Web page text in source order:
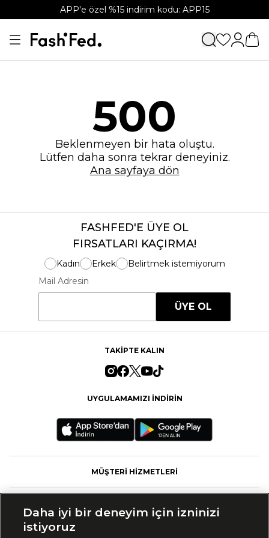
APP'e özel %15 indirim kodu: APP15
500
Beklenmeyen bir hata oluştu.
Lütfen daha sonra tekrar deneyiniz.
Ana sayfaya dön
FASHFED'E ÜYE OL
FIRSATLARI KAÇIRMA!
Kadın Erkek
Belirtmek istemiyorum
Mail Adresin
ÜYE OL
TAKİPTE KALIN
UYGULAMAMIZI İNDİRİN
MÜŞTERİ HİZMETLERİ
Daha iyi bir deneyim için izninizi
istiyoruz